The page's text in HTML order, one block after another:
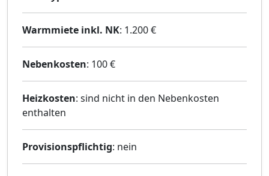
Warmmiete inkl. NK: 1.200 €
Nebenkosten: 100 €
Heizkosten: sind nicht in den Nebenkosten
enthalten
Provisionspflichtig: nein